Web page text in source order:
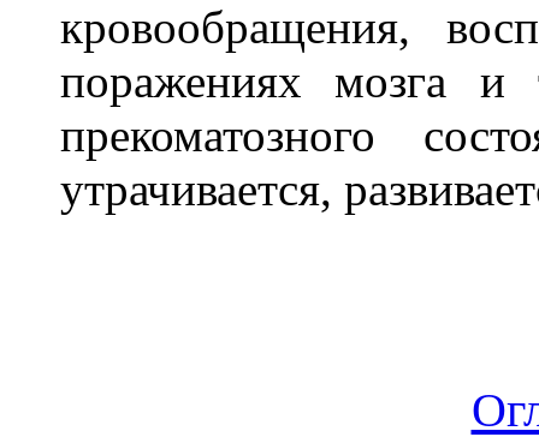
кровообращения,
поражениях мозга и
прекоматозного
утрачивается,